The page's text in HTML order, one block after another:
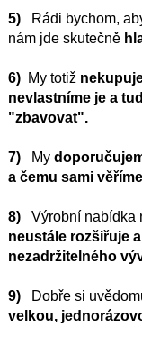
5)Rádi bychom,
nám jde skutečně
6)My totiž
nevlastníme je a
"zbavovat".
7)My
a čemu sami
8)Výrobní nabídka
neustále rozšiřuje
nezadržitelného
9)Dobře si
velkou,